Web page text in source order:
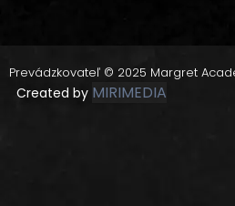
Prevádzkovateľ © 2025 Margret
Created by MIRIMEDIA